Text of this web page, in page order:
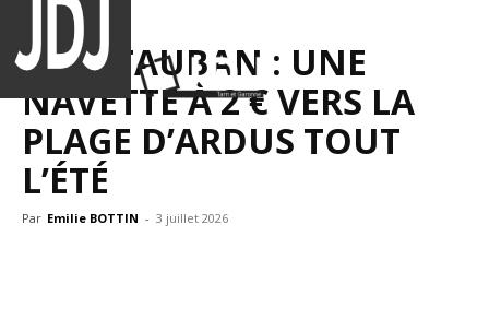
VIE LOCALE
MONTAUBAN : UNE
NAVETTE À 2 € VERS LA
PLAGE D’ARDUS TOUT
L’ÉTÉ
Par Emilie BOTTIN - 3 juillet 2026